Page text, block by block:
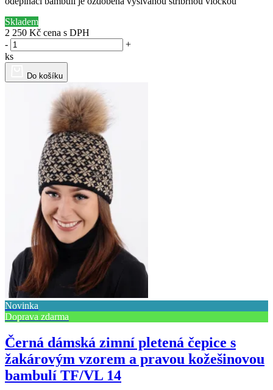
Skladem
2 250 Kč cena s DPH
-
+
ks
Do košíku
Novinka
Doprava zdarma
Černá dámská zimní pletená čepice s
žakárovým vzorem a pravou kožešinovou
bambulí TF/VL 14